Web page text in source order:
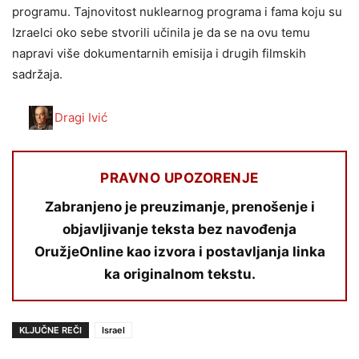
programu. Tajnovitost nuklearnog programa i fama koju su
Izraelci oko sebe stvorili učinila je da se na ovu temu
napravi više dokumentarnih emisija i drugih filmskih
sadržaja.
Dragi Ivić
PRAVNO UPOZORENJE
Zabranjeno je preuzimanje, prenošenje i
objavljivanje teksta bez navođenja
OružjeOnline kao izvora i postavljanja linka
ka originalnom tekstu.
KLJUČNE REČI Israel